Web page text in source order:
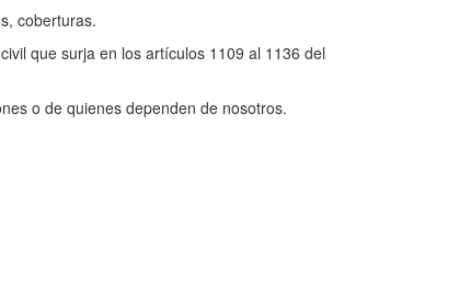
coberturas.
que surja en los artículos 1109 al 1136 del
o de quienes dependen de nosotros.